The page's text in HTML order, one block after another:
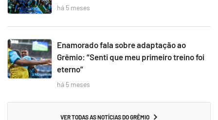
há 5 meses
Enamorado fala sobre adaptação ao
Grêmio: “Senti que meu primeiro treino foi
eterno”
há 5 meses
VER TODAS AS NOTÍCIAS DO GRÊMIO